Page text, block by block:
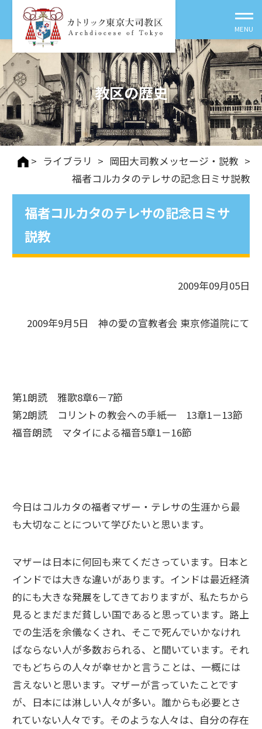
教区の歴史
> ライブラリ > 岡田大司教メッセージ・説教 >
福者コルカタのテレサの記念日ミサ説教
福者コルカタのテレサの記念日ミサ
説教
2009年09月05日
2009年9月5日 神の愛の宣教者会 東京修道院にて
第1朗読 雅歌8章6－7節
第2朗読 コリントの教会への手紙一 13章1－13節
福音朗読 マタイによる福音5章1－16節
今日はコルカタの福者マザー・テレサの生涯から最
も大切なことについて学びたいと思います。
マザーは日本に何回も来てくださっています。日本と
インドでは大きな違いがあります。インドは最近経済
的にも大きな発展をしてきておりますが、私たちから
見るとまだまだ貧しい国であると思っています。路上
での生活を余儀なくされ、そこで死んでいかなけれ
ばならない人が多数おられる、と聞いています。それ
でもどちらの人々が幸せかと言うことは、一概には
言えないと思います。マザーが言っていたことです
が、日本には淋しい人々が多い。誰からも必要とさ
れていない人々です。そのような人々は、自分の存在